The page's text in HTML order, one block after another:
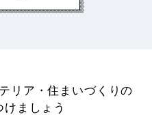
リア・住まいづくりの
けましょう